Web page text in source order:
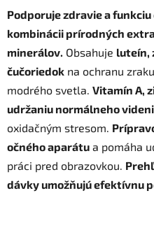
Podporuje zdravie a
kombinácii prírodných
minerálov. Obsahuje luteín,
čučoriedok na ochranu
modrého svetla. Vitamín A,
udržaniu normálneho
oxidačným stresom.
očného aparátu a pomáha
práci pred obrazovkou.
dávky umožňujú efektívnu